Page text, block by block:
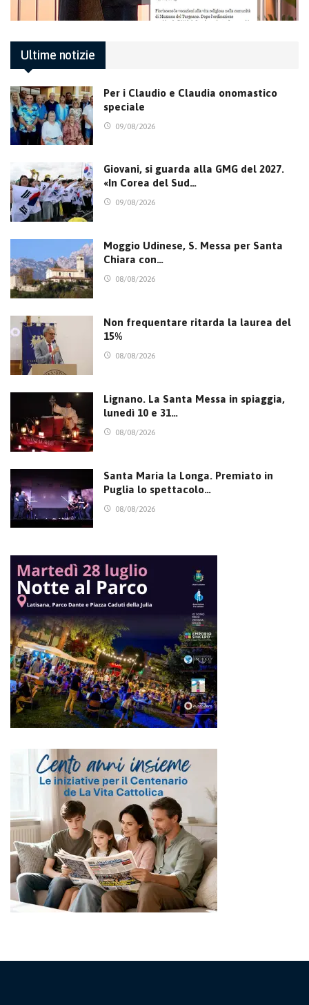
Ultime notizie
Per i Claudio e Claudia onomastico
speciale
09/08/2026
Giovani, si guarda alla GMG del 2027.
«In Corea del Sud…
09/08/2026
Moggio Udinese, S. Messa per Santa
Chiara con…
08/08/2026
Non frequentare ritarda la laurea del
15%
08/08/2026
Lignano. La Santa Messa in spiaggia,
lunedì 10 e 31…
08/08/2026
Santa Maria la Longa. Premiato in
Puglia lo spettacolo…
08/08/2026